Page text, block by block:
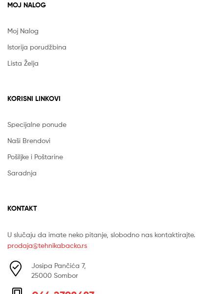
MOJ NALOG
Moj Nalog
Istorija porudžbina
Lista Želja
KORISNI LINKOVI
Specijalne ponude
Naši Brendovi
Pošiljke i Poštarine
Saradnja
KONTAKT
U slučaju da imate neko pitanje, slobodno nas kontaktirajte.
prodaja@tehnikabacko.rs
Josipa Pančića 7,
25000 Sombor